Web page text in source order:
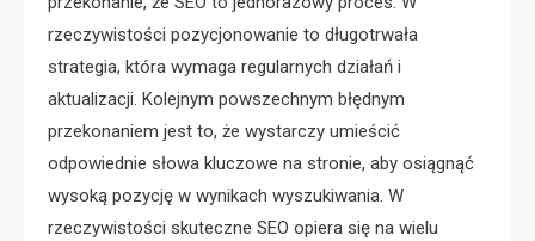
rzeczywistości pozycjonowanie to długotrwała
strategia, która wymaga regularnych działań i
aktualizacji. Kolejnym powszechnym błędnym
przekonaniem jest to, że wystarczy umieścić
odpowiednie słowa kluczowe na stronie, aby osiągnąć
wysoką pozycję w wynikach wyszukiwania. W
rzeczywistości skuteczne SEO opiera się na wielu